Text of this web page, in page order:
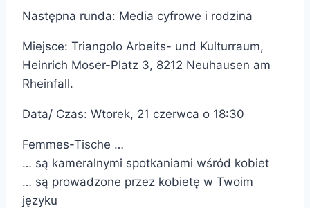
Następna runda: Media cyfrowe i rodzina
Miejsce: Triangolo Arbeits- und Kulturraum,
Heinrich Moser-Platz 3, 8212 Neuhausen am
Rheinfall.
Data/ Czas: Wtorek, 21 czerwca o 18:30
Femmes-Tische …
… są kameralnymi spotkaniami wśród kobiet
… są prowadzone przez kobietę w Twoim
języku